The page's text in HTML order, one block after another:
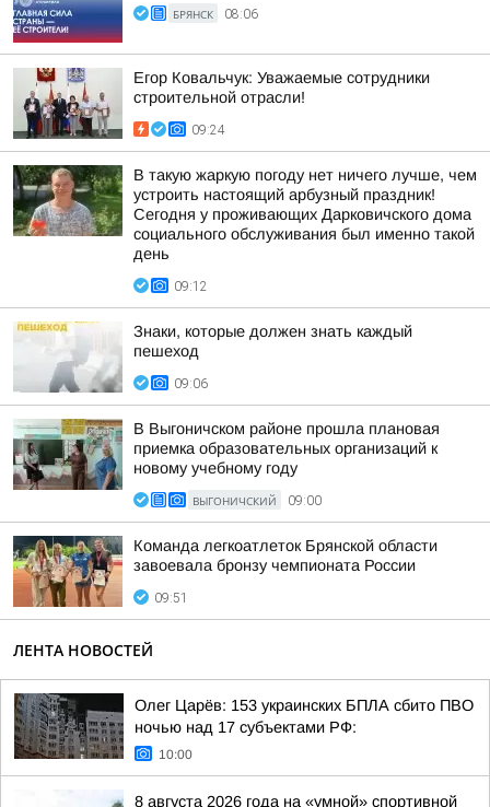
БРЯНСК 08:06
Егор Ковальчук: Уважаемые сотрудники
строительной отрасли!
09:24
В такую жаркую погоду нет ничего лучше, чем
устроить настоящий арбузный праздник!
Сегодня у проживающих Дарковичского дома
социального обслуживания был именно такой
день
09:12
Знаки, которые должен знать каждый
пешеход
09:06
В Выгоничском районе прошла плановая
приемка образовательных организаций к
новому учебному году
ВЫГОНИЧСКИЙ 09:00
Команда легкоатлеток Брянской области
завоевала бронзу чемпионата России
09:51
ЛЕНТА НОВОСТЕЙ
Олег Царёв: 153 украинских БПЛА сбито ПВО
ночью над 17 субъектами РФ:
10:00
8 августа 2026 года на «умной» спортивной